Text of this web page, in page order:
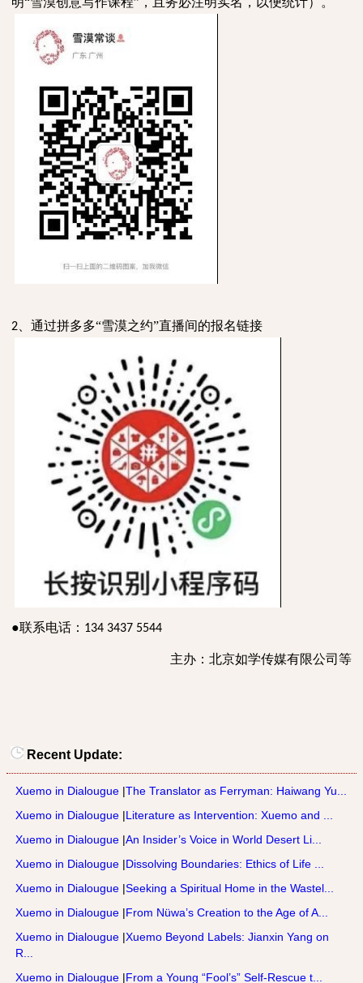
2 、通过拼多多“雪漠之约”直播间的报名链接
●联系电话： 134 3437 5544
主办：北京如学传媒有限公司等
Recent Update:
Xuemo in Dialougue |The Translator as Ferryman: Haiwang Yu...
Xuemo in Dialougue |Literature as Intervention: Xuemo and ...
Xuemo in Dialougue |An Insider’s Voice in World Desert Li...
Xuemo in Dialougue |Dissolving Boundaries: Ethics of Life ...
Xuemo in Dialougue |Seeking a Spiritual Home in the Wastel...
Xuemo in Dialougue |From Nüwa’s Creation to the Age of A...
Xuemo in Dialougue |Xuemo Beyond Labels: Jianxin Yang on
R...
Xuemo in Dialougue |From a Young “Fool’s” Self-Rescue t...